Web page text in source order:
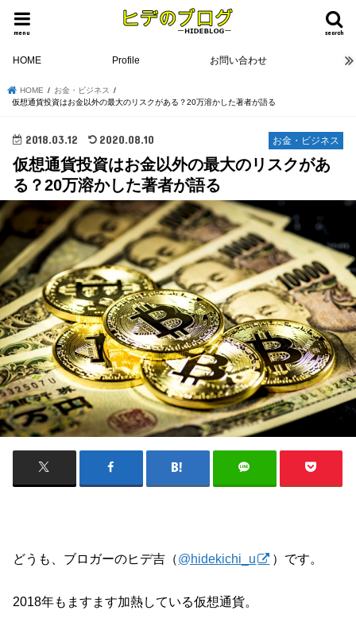
search
menu
HOME Profile お問い合わせ
HOME
お金・ビジネス
仮想通貨投資はお金以外の最大のリスクがある？20万溶かした著者が語る
お金・ビジネス
2018.03.12 2020.08.10
仮想通貨投資はお金以外の最大のリスクがあ
る？20万溶かした著者が語る
どうも、ブロガーのヒデ吉（@hidekichi_u ）です。
2018年もますます加熱している仮想通貨。